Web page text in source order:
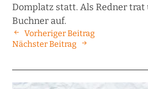
Domplatz statt. Als Redner trat
Buchner auf.
Vorheriger Beitrag
Nächster Beitrag